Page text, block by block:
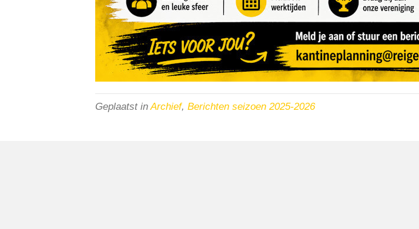
Geplaatst inArchief, Berichten seizoen 2025-2026